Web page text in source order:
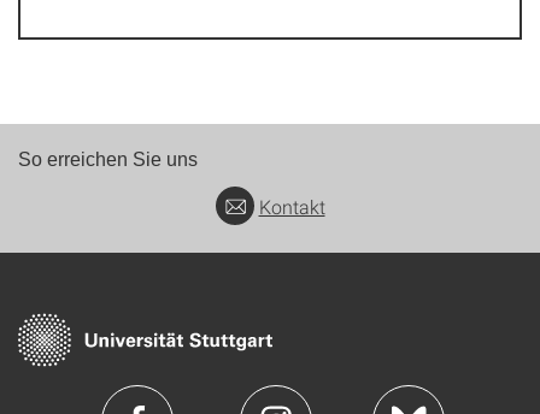
So erreichen Sie uns
Kontakt